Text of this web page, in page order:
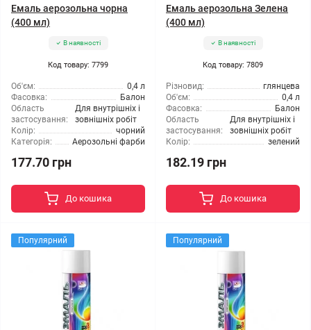
Емаль аерозольна чорна
(400 мл)
В наявності
Код товару: 7799
Об'єм:
0,4 л
Фасовка:
Балон
Область
застосування:
Для внутрішніх і
зовнішніх робіт
Колір:
чорний
Категорія:
Аерозольні фарби
177.70 грн
До кошика
Емаль аерозольна Зелена
(400 мл)
В наявності
Код товару: 7809
Різновид:
глянцева
Об'єм:
0,4 л
Фасовка:
Балон
Область
застосування:
Для внутрішніх і
зовнішніх робіт
Колір:
зелений
182.19 грн
До кошика
Популярний Популярний